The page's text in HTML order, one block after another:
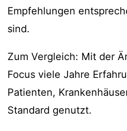
Empfehlungen
sind.
Zum Vergleich: Mit der
Focus viele Jahre
Patienten,
Standard genutzt.